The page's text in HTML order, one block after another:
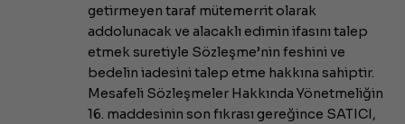
getirmeyen taraf mütemerrit olarak
addolunacak ve alacaklı edimin ifasını talep
etmek suretiyle Sözleşme’nin feshini ve
bedelin iadesini talep etme hakkına sahiptir.
Mesafeli Sözleşmeler Hakkında Yönetmeliğin
16. maddesinin son fıkrası gereğince SATICI,